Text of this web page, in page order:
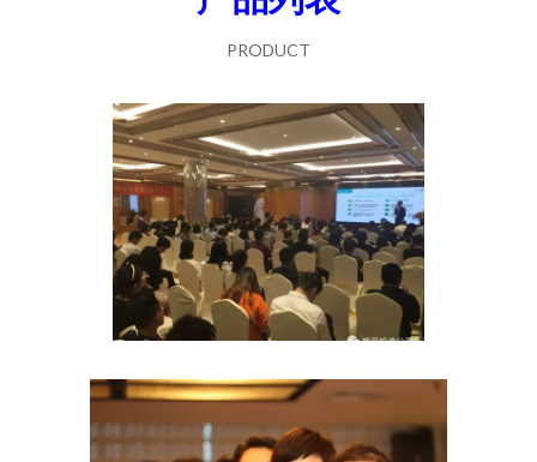
PRODUCT